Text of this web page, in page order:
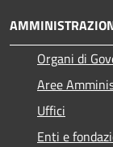
Organi di
Aree
Uffici
Enti e